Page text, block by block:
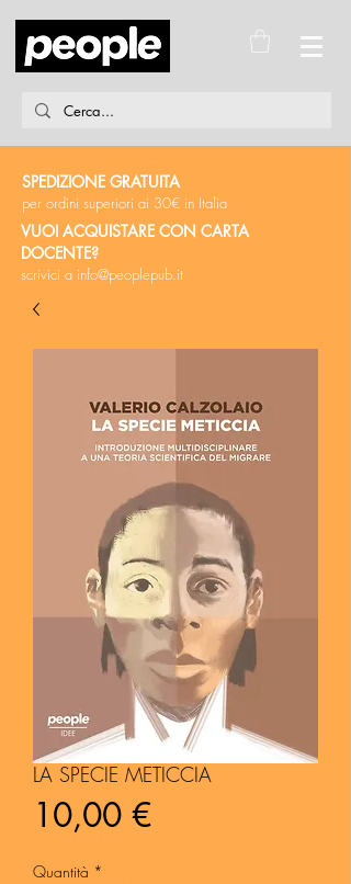
SPEDIZIONE GRATUITA
per ordini superiori ai 30€ in Italia
VUOI ACQUISTARE CON CARTA
DOCENTE?
scrivici a info@peoplepub.it
LA SPECIE METICCIA
10,00 €Prezzo
Quantità *